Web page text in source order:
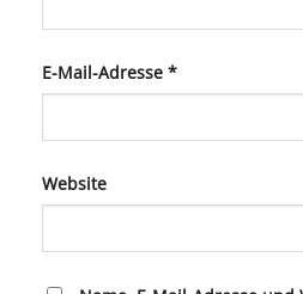
E-Mail-Adresse *
Website